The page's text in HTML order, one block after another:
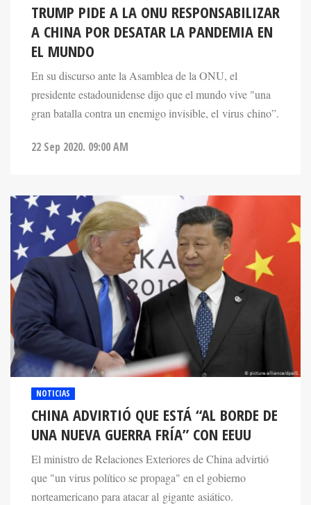
TRUMP PIDE A LA ONU RESPONSABILIZAR
A CHINA POR DESATAR LA PANDEMIA EN
EL MUNDO
En su discurso ante la Asamblea de la ONU, el
presidente estadounidense dijo que el mundo vive "una
gran batalla contra un enemigo invisible, el virus chino”.
22 Sep 2020. 09:00 AM
NOTICIAS
CHINA ADVIRTIÓ QUE ESTÁ “AL BORDE DE
UNA NUEVA GUERRA FRÍA” CON EEUU
El ministro de Relaciones Exteriores de China advirtió
que "un virus político se propaga" en el gobierno
norteamericano para atacar al gigante asiático.